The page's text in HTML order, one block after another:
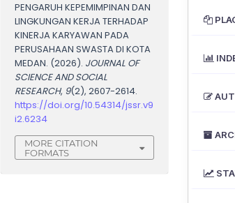
PENGARUH KEPEMIMPINAN DAN
LINGKUNGAN KERJA TERHADAP
KINERJA KARYAWAN PADA
PERUSAHAAN SWASTA DI KOTA
MEDAN. (2026). JOURNAL OF
SCIENCE AND SOCIAL
RESEARCH, 9(2), 2607-2614.
https://doi.org/10.54314/jssr.v9
i2.6234
MORE CITATION
FORMATS